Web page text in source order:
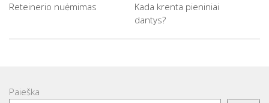
Reteinerio nuėmimas
Kada krenta pieniniai
dantys?
Paieška